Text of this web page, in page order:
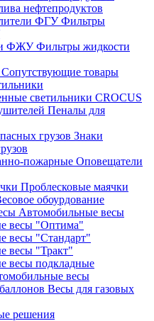
нефтепродуктов
Фильтры
Фильтры жидкости
Сопутствующие товары
светильники CROCUS
Пеналы для
Знаки
Оповещатели
Проблесковые маячки
обоурдование
Автомобильные весы
весы "Оптима"
весы "Стандарт"
весы "Тракт"
весы подкладные
весы
Весы для газовых
решения